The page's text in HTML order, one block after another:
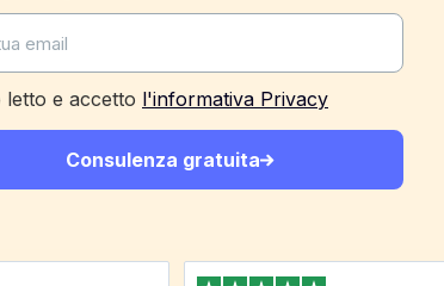
letto e accetto l'informativa Privacy
Consulenza gratuita